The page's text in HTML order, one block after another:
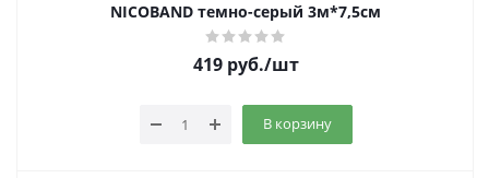
NICOBAND темно-серый 3м*7,5см
419руб./шт
В корзину